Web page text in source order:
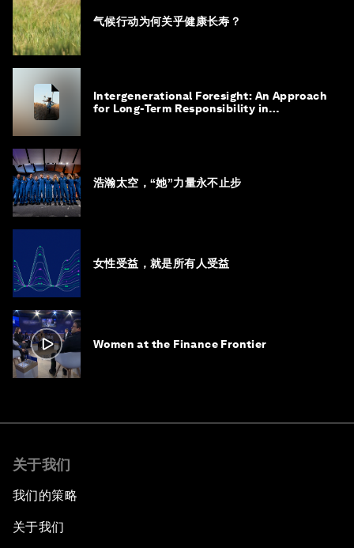
气候行动为何关乎健康长寿？
Intergenerational Foresight: An Approach
for Long-Term Responsibility in
浩瀚太空，“她”力量永不止步
女性受益，就是所有人受益
Women at the Finance Frontier
关于我们
我们的策略
关于我们